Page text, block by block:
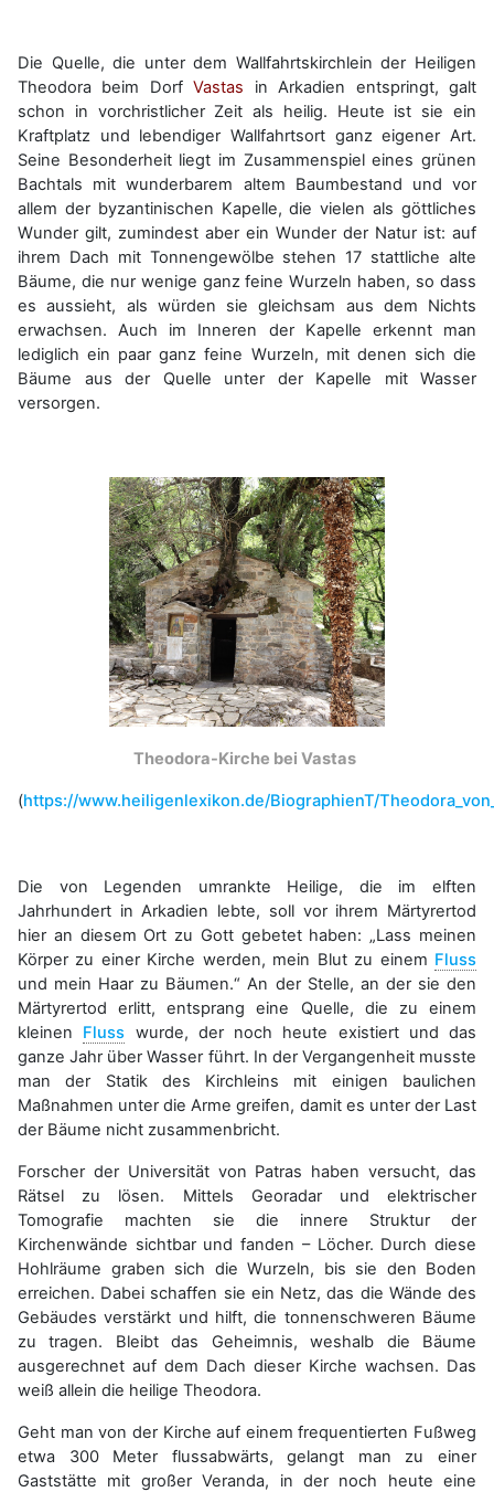
Die Quelle, die unter dem Wallfahrtskirchlein der Heiligen
Theodora beim DorfVastas in Arkadien entspringt, galt
schon in vorchristlicher Zeit als heilig. Heute ist sie ein
Kraftplatz und lebendiger Wallfahrtsort ganz eigener Art.
Seine Besonderheit liegt im Zusammenspiel eines grünen
Bachtals mit wunderbarem altem Baumbestand und vor
allem der byzantinischen Kapelle, die vielen als göttliches
Wunder gilt, zumindest aber ein Wunder der Natur ist: auf
ihrem Dach mit Tonnengewölbe stehen 17 stattliche alte
Bäume, die nur wenige ganz feine Wurzeln haben, so dass
es aussieht, als würden sie gleichsam aus dem Nichts
erwachsen. Auch im Inneren der Kapelle erkennt man
lediglich ein paar ganz feine Wurzeln, mit denen sich die
Bäume aus der Quelle unter der Kapelle mit Wasser
versorgen.
Theodora-Kirche bei Vastas
(https://www.heiligenlexikon.de/BiographienT/
Die von Legenden umrankte Heilige, die im elften
Jahrhundert in Arkadien lebte, soll vor ihrem Märtyrertod
hier an diesem Ort zu Gott gebetet haben: „Lass meinen
Körper zu einer Kirche werden, mein Blut zu einem Fluss
und mein Haar zu Bäumen.“ An der Stelle, an der sie den
Märtyrertod erlitt, entsprang eine Quelle, die zu einem
kleinen Fluss wurde, der noch heute existiert und das
ganze Jahr über Wasser führt. In der Vergangenheit musste
man der Statik des Kirchleins mit einigen baulichen
Maßnahmen unter die Arme greifen, damit es unter der Last
der Bäume nicht zusammenbricht.
Forscher der Universität von Patras haben versucht, das
Rätsel zu lösen. Mittels Georadar und elektrischer
Tomografie machten sie die innere Struktur der
Kirchenwände sichtbar und fanden – Löcher. Durch diese
Hohlräume graben sich die Wurzeln, bis sie den Boden
erreichen. Dabei schaffen sie ein Netz, das die Wände des
Gebäudes verstärkt und hilft, die tonnenschweren Bäume
zu tragen. Bleibt das Geheimnis, weshalb die Bäume
ausgerechnet auf dem Dach dieser Kirche wachsen. Das
weiß allein die heilige Theodora.
Geht man von der Kirche auf einem frequentierten Fußweg
etwa 300 Meter flussabwärts, gelangt man zu einer
Gaststätte mit großer Veranda, in der noch heute eine